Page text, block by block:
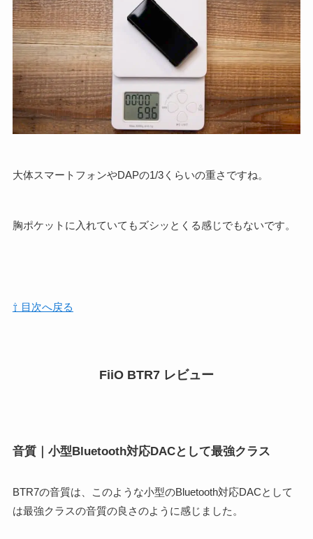
大体スマートフォンやDAPの1/3くらいの重さですね。
胸ポケットに入れていてもズシッとくる感じでもないです。
⇧ 目次へ戻る
FiiO BTR7 レビュー
音質｜小型Bluetooth対応DACとして最強クラス
BTR7の音質は、このような小型のBluetooth対応DACとして
は最強クラスの音質の良さのように感じました。